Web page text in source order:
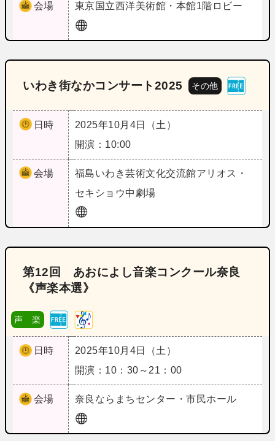
会場 東京国立西洋美術館・本館1階ロビー
いわき街なかコンサート2025 その他
日時
2025年10月4日（土）
開演：10:00
会場 福島いわき芸術文化交流館アリオス・
セキショウ中劇場
第12回 あおによし音楽コンクール奈良
《声楽本選》
声 楽
日時
2025年10月4日（土）
開演：10：30～21：00
会場 奈良 ならまちセンター・市民ホール